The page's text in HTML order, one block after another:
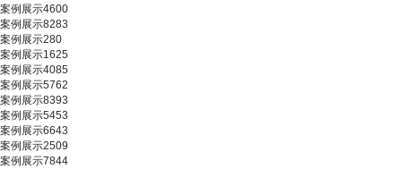
案例展示4600
案例展示8283
案例展示280
案例展示1625
案例展示4085
案例展示5762
案例展示8393
案例展示5453
案例展示6643
案例展示2509
案例展示7844